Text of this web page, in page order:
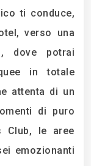
ti conduce,
verso una
dove potrai
in totale
attenta di un
di puro
Club, le aree
emozionanti